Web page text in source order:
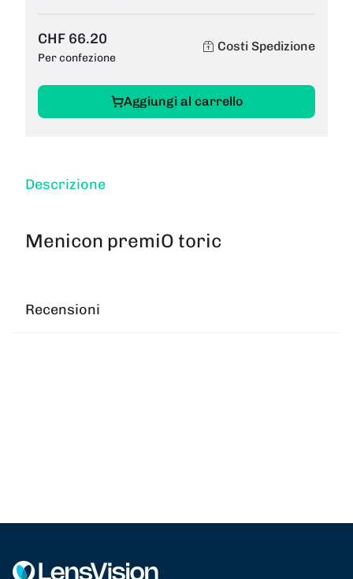
CHF 66.20
Per confezione
Costi Spedizione
Aggiungi al carrello
Descrizione
Menicon premiO toric
Recensioni